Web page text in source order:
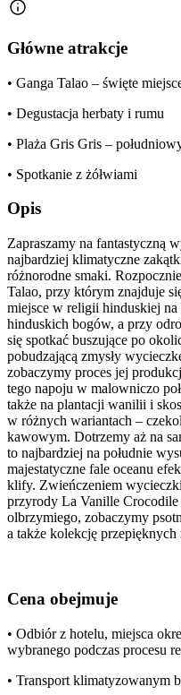
Główne atrakcje
• Ganga Talao – święte
• Degustacja herbaty i rumu
• Plaża Gris Gris –
• Spotkanie z żółwiami
Opis
Zapraszamy na fantastyczną
najbardziej klimatyczne
różnorodne smaki.
Talao, przy którym znajduje
miejsce w religii hinduskiej
hinduskich bogów, a przy
się spotkać buszujące po
pobudzającą zmysły
zobaczymy proces jej
tego napoju w malowniczo
także na plantacji wanilii i
w różnych wariantach –
kawowym. Dotrzemy aż na
to najbardziej na południe
majestatyczne fale oceanu
klify. Zwieńczeniem
przyrody La Vanille Crocodile
olbrzymiego, zobaczymy
a także kolekcję
Cena obejmuje
• Odbiór z hotelu, miejsca
wybranego podczas procesu
• Transport klimatyzowanym